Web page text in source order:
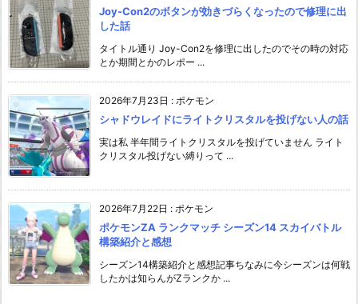
Joy-Con2のボタンが効きづらくなったので修理に出
した話
タイトル通り Joy-Con2を修理に出したのでその時の対応
とか期間とかのレポー ...
2026年7月23日 : ポケモン
シャドウレイドにライトクリスタルを投げない人の話
実は私 半年間ライトクリスタルを投げていません ライト
クリスタル投げない縛りって ...
2026年7月22日 : ポケモン
ポケモンZA ランクマッチ シーズン14 スカイバトル
構築紹介と感想
シーズン14構築紹介と感想記事ちなみに今シーズンは何戦
したかは知らんがZランクか ...